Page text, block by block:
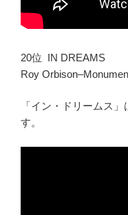
20位 IN DREAMS
Roy
「イン・ドリームス
す。